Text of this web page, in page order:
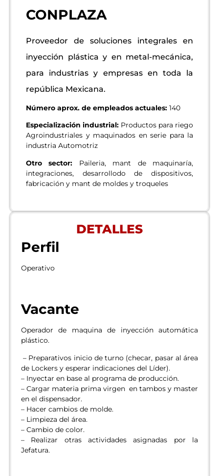
CONPLAZA
Proveedor de soluciones integrales en
inyección plástica y en metal-mecánica,
para industrias y empresas en toda la
república Mexicana.
Número aprox. de empleados actuales: 140
Especialización industrial: Productos para riego
Agroindustriales y maquinados en serie para la
industria Automotriz
Otro sector: Paileria, mant de maquinaría,
integraciones, desarrollodo de dispositivos,
fabricación y mant de moldes y troqueles
DETALLES
Perfil
Operativo
Vacante
Operador de maquina de inyección automática
plástico.
– Preparativos inicio de turno (checar, pasar al área
de Lockers y esperar indicaciones del Líder).
– Inyectar en base al programa de producción.
– Cargar materia prima virgen en tambos y master
en el dispensador.
– Hacer cambios de molde.
– Limpieza del área.
– Cambio de color.
– Realizar otras actividades asignadas por la
Jefatura.